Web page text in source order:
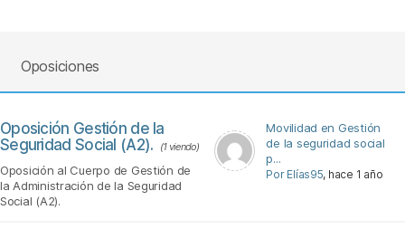
Oposiciones
Oposición Gestión de la
Seguridad Social (A2).
(1 viendo)
Oposición al Cuerpo de Gestión de
la Administración de la Seguridad
Social (A2).
Movilidad en Gestión
de la seguridad social
p...
Por Elías95, hace 1 año